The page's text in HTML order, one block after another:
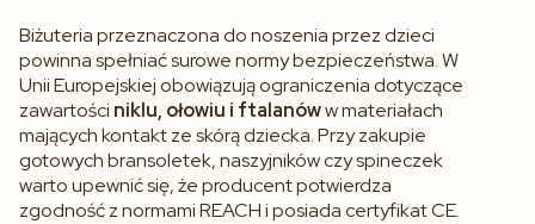
Biżuteria przeznaczona do noszenia przez dzieci
powinna spełniać surowe normy bezpieczeństwa. W
Unii Europejskiej obowiązują ograniczenia dotyczące
zawartości niklu, ołowiu i ftalanóww materiałach
mających kontakt ze skórą dziecka. Przy zakupie
gotowych bransoletek, naszyjników czy spineczek
warto upewnić się, że producent potwierdza
zgodność z normami REACH i posiada certyfikat CE.